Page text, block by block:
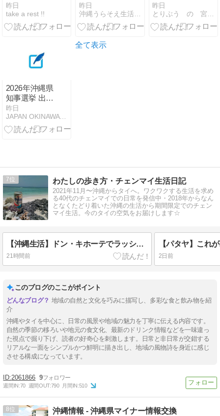
昨日
take a rest !!
Urasoe,
Okinawa: This
Morning’s
Stormy Skies
昨日
沖縄うらそえ生活｜介護・DIY・日々の記録
このにおいは
外食のにおい
昨日
2026年沖縄県
知事選挙 出馬
候補・末吉 正
弘氏氏
昨日
JAPAN OKINAWA TODAY
全て表示
7 わたしの歩き方・チェンマイ生活日記
2021年11月〜沖縄からタイへ。ワクワクする生活を求め
る40代のチェンマイでの日常を発信中・2018年からなん
となくたどり着いた沖縄の生活から期間限定でのチェン
マイ生活。今のタイの空気をお届けします☆
【沖縄生活】ドン・キホーテでラッシュガード一式をそろえる
21時間前 2日前
このブログのここがポイント
地域の自然と文化を巧みに描写し、多彩な食と飲み物を紹
介
沖縄やタイを中心に、日常の風景や地域の魅力を丁寧に伝える内容です。
自然の季節の移ろいや地元の食文化、最新のドリンク情報などを一味違っ
た視点で掘り下げ、読者の好奇心を刺激します。日常と非日常が交錯する
リアルな一面をシンプルかつ鮮明に描き出し、地域の風物詩を身近に感じ
させる構成になっています。
2061866 9
週間IN:70 週間OUT:790 月間IN:510
8 沖縄情報 - 沖縄県マイナー情報交換